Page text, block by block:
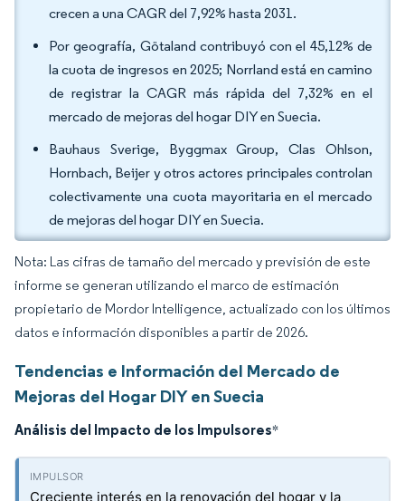
crecen a una CAGR del 7,92% hasta 2031.
Por geografía, Götaland contribuyó con el 45,12% de
la cuota de ingresos en 2025; Norrland está en camino
de registrar la CAGR más rápida del 7,32% en el
mercado de mejoras del hogar DIY en Suecia.
Bauhaus Sverige, Byggmax Group, Clas Ohlson,
Hornbach, Beijer y otros actores principales controlan
colectivamente una cuota mayoritaria en el mercado
de mejoras del hogar DIY en Suecia.
Nota: Las cifras de tamaño del mercado y previsión de este
informe se generan utilizando el marco de estimación
propietario de Mordor Intelligence, actualizado con los últimos
datos e información disponibles a partir de 2026.
Tendencias e Información del Mercado de
Mejoras del Hogar DIY en Suecia
Análisis del Impacto de los Impulsores*
Creciente interés en la renovación del hogar y la